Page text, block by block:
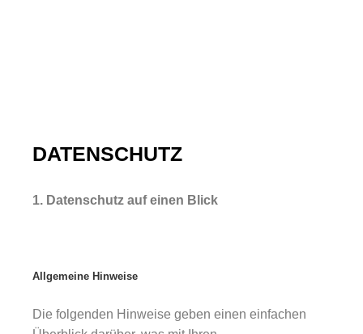
DATENSCHUTZ
1. Datenschutz auf einen Blick
Allgemeine Hinweise
Die folgenden Hinweise geben einen einfachen